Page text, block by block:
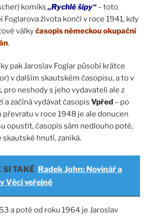
komiks„Rychlé šípy“– toto
Foglarova života končí v roce 1941, kdy
válkyčasopis německou okupační
.
pak Jaroslav Foglar působí krátce
v dalším skautském časopisu, a to v
, pro neshody s jeho vydavateli ale z
a začíná vydávat časopis Vpřed – po
v roce 1948 je ale donucen
opustit, časopis sám nedlouho poté,
hnutí, zaniká.
SI TAKÉ Radek John: Novinář a
Věci veřejné
a poté od roku 1964 je Jaroslav